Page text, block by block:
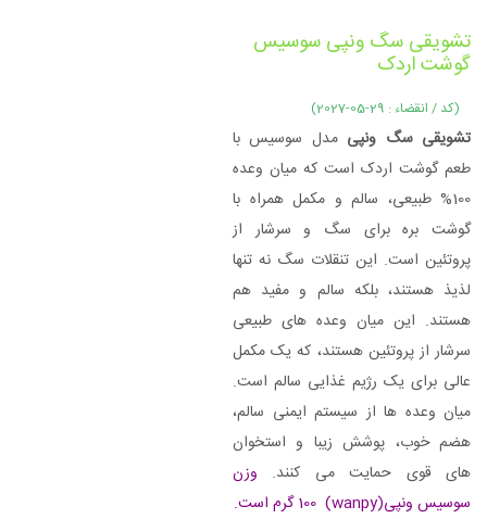
تشویقی سگ ونپی سوسیس
گوشت اردک
(کد / انقضاء : 29-05-2027)
تشویقی سگ ونپی مدل سوسیس با
طعم گوشت اردک است که میان وعده
100% طبیعی، سالم و مکمل همراه با
گوشت بره برای سگ و سرشار از
پروتئین است. این تنقلات سگ نه تنها
لذیذ هستند، بلکه سالم و مفید هم
هستند. این میان وعده های طبیعی
سرشار از پروتئین هستند، که یک مکمل
عالی برای یک رژیم غذایی سالم است.
میان وعده ها از سیستم ایمنی سالم،
هضم خوب، پوشش زیبا و استخوان
های قوی حمایت می کنند. وزن
سوسیس ونپی(wanpy) 100 گرم است.